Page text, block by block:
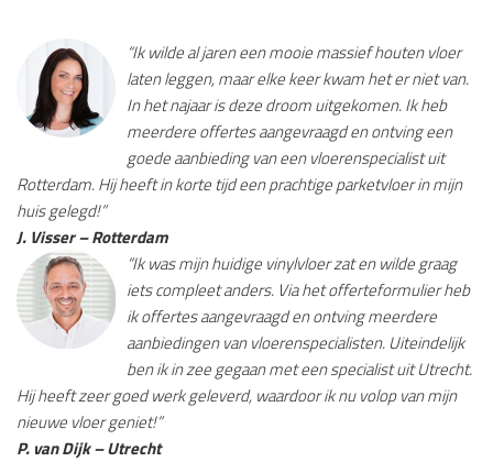
“Ik wilde al jaren een mooie massief houten vloer
laten leggen, maar elke keer kwam het er niet van.
In het najaar is deze droom uitgekomen. Ik heb
meerdere offertes aangevraagd en ontving een
goede aanbieding van een vloerenspecialist uit
Rotterdam. Hij heeft in korte tijd een prachtige parketvloer in mijn
huis gelegd!”
J. Visser – Rotterdam
“Ik was mijn huidige vinylvloer zat en wilde graag
iets compleet anders. Via het offerteformulier heb
ik offertes aangevraagd en ontving meerdere
aanbiedingen van vloerenspecialisten. Uiteindelijk
ben ik in zee gegaan met een specialist uit Utrecht.
Hij heeft zeer goed werk geleverd, waardoor ik nu volop van mijn
nieuwe vloer geniet!”
P. van Dijk – Utrecht